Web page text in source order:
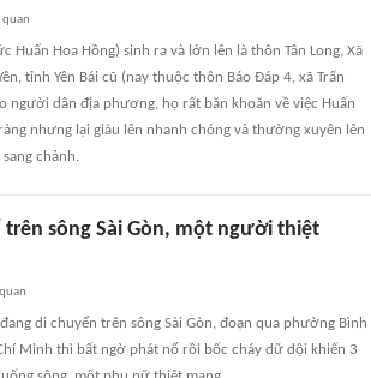
Huấn Hoa Hồng) sinh ra và lớn lên là thôn Tân Long, Xã
tỉnh Yên Bái cũ (nay thuộc thôn Báo Đáp 4, xã Trấn
người dân địa phương, họ rất băn khoăn về việc Huấn
nhưng lại giàu lên nhanh chóng và thường xuyên lên
chảnh.
trên sông Sài Gòn, một người thiệt
di chuyển trên sông Sài Gòn, đoạn qua phường Bình
Minh thì bất ngờ phát nổ rồi bốc cháy dữ dội khiến 3